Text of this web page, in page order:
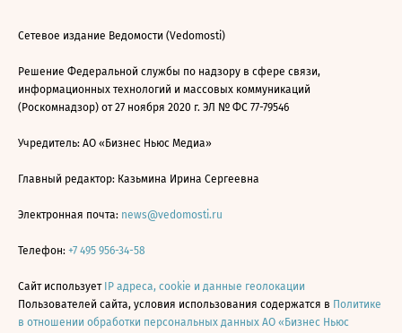
Сетевое издание Ведомости (Vedomosti)
Решение Федеральной службы по надзору в сфере связи,
информационных технологий и массовых коммуникаций
(Роскомнадзор) от 27 ноября 2020 г. ЭЛ № ФС 77-79546
Учредитель: АО «Бизнес Ньюс Медиа»
Главный редактор: Казьмина Ирина Сергеевна
Электронная почта: news@vedomosti.ru
Телефон: +7 495 956-34-58
Сайт использует IP адреса, cookie и данные геолокации
Пользователей сайта, условия использования содержатся в Политике
в отношении обработки персональных данных АО «Бизнес Ньюс